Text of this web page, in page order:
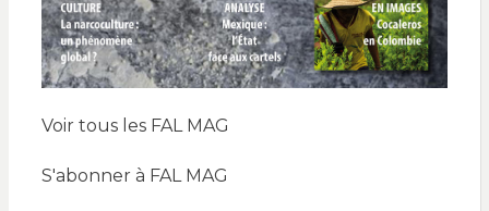
Voir tous les FAL MAG
S'abonner à FAL MAG